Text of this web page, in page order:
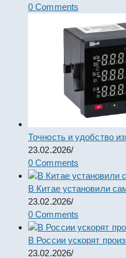
0 Comments
Точность и удобство
23.02.2026/
0 Comments
В Китае установили
23.02.2026/
0 Comments
В России ускорят
23.02.2026/